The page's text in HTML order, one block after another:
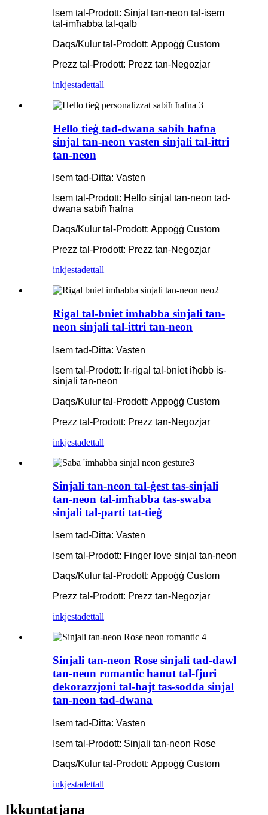
Isem tal-Prodott: Sinjal tan-neon tal-isem
tal-imħabba tal-qalb
Daqs/Kulur tal-Prodott: Appoġġ Custom
Prezz tal-Prodott: Prezz tan-Negozjar
inkjestadettall
Hello tieġ tad-dwana sabiħ ħafna
sinjal tan-neon vasten sinjali tal-ittri
tan-neon
Isem tad-Ditta: Vasten
Isem tal-Prodott: Hello sinjal tan-neon tad-
dwana sabiħ ħafna
Daqs/Kulur tal-Prodott: Appoġġ Custom
Prezz tal-Prodott: Prezz tan-Negozjar
inkjestadettall
Rigal tal-bniet imħabba sinjali tan-
neon sinjali tal-ittri tan-neon
Isem tad-Ditta: Vasten
Isem tal-Prodott: Ir-rigal tal-bniet iħobb is-
sinjali tan-neon
Daqs/Kulur tal-Prodott: Appoġġ Custom
Prezz tal-Prodott: Prezz tan-Negozjar
inkjestadettall
Sinjali tan-neon tal-ġest tas-sinjali
tan-neon tal-imħabba tas-swaba
sinjali tal-parti tat-tieġ
Isem tad-Ditta: Vasten
Isem tal-Prodott: Finger love sinjal tan-neon
Daqs/Kulur tal-Prodott: Appoġġ Custom
Prezz tal-Prodott: Prezz tan-Negozjar
inkjestadettall
Sinjali tan-neon Rose sinjali tad-dawl
tan-neon romantic ħanut tal-fjuri
dekorazzjoni tal-ħajt tas-sodda sinjal
tan-neon tad-dwana
Isem tad-Ditta: Vasten
Isem tal-Prodott: Sinjali tan-neon Rose
Daqs/Kulur tal-Prodott: Appoġġ Custom
inkjestadettall
Ikkuntatjana